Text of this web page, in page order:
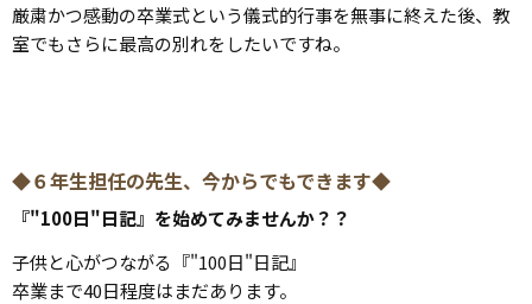
厳粛かつ感動の卒業式という儀式的行事を無事に終えた後、教
室でもさらに最高の別れをしたいですね。
◆６年生担任の先生、今からでもできます◆
『"100日"日記』を始めてみませんか？？
子供と心がつながる『"100日"日記』
卒業まで40日程度はまだあります。